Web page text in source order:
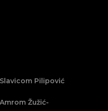
Pilipović
Žužić-